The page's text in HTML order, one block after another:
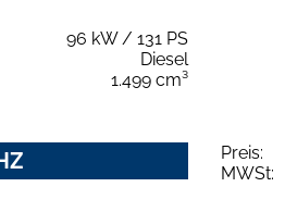
96 kW / 131 PS
Diesel
1.499 cm³
Preis:
MWSt: